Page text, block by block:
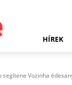
HÍREK
segítene Vozinha